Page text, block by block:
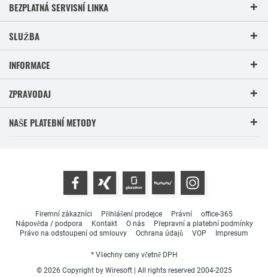
BEZPLATNÁ SERVISNÍ LINKA
SLUŽBA
INFORMACE
ZPRAVODAJ
NAŠE PLATEBNÍ METODY
Firemní zákazníci Přihlášení prodejce Právní
office-365
Nápověda / podpora
Kontakt O nás
Přepravní a platební podmínky
Právo na odstoupení od smlouvy
Ochrana údajů VOP Impresum
* Všechny ceny včetně DPH
© 2026 Copyright by Wiresoft | All rights reserved 2004-2025